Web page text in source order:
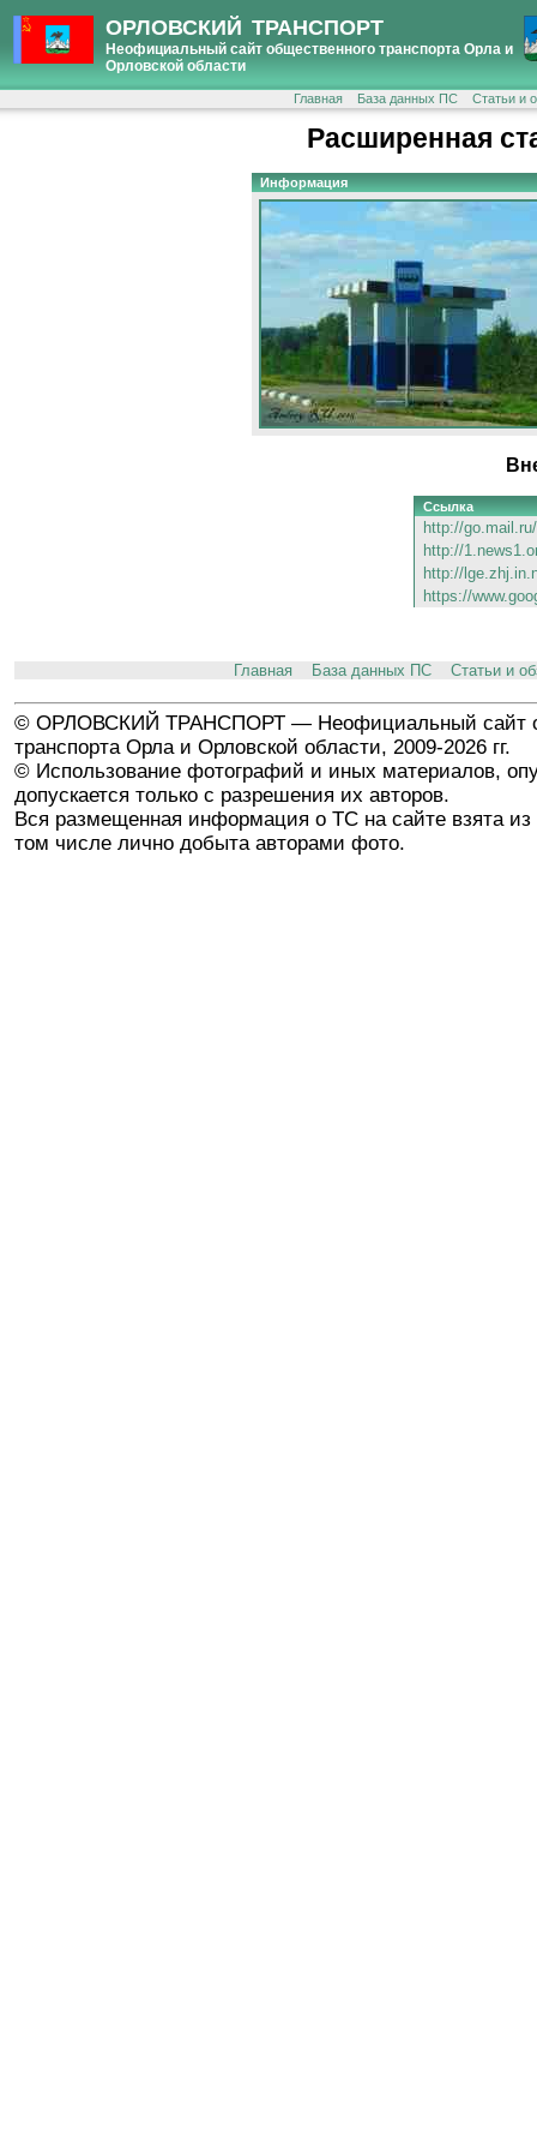
ОРЛОВСКИЙ ТРАНСПОРТ
Неофициальный сайт общественного транспорта Орла и
Орловской области
Главная База данных ПС Статьи и
Расширенная
Информация
Ссылка
http://
http://
http://
https://
Главная База данных ПС Статьи и
© ОРЛОВСКИЙ ТРАНСПОРТ — Неофициальный сайт
транспорта Орла и Орловской области, 2009-2026 гг.
© Использование фотографий и иных материалов,
допускается только с разрешения их авторов.
Вся размещенная информация о ТС на сайте взята из
том числе лично добыта авторами фото.